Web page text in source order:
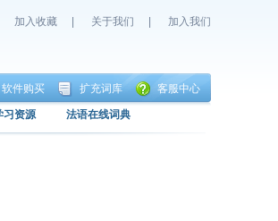
加入收藏 关于我们 加入我们
软件购买 扩充词库 客服中心
习资源 法语在线词典